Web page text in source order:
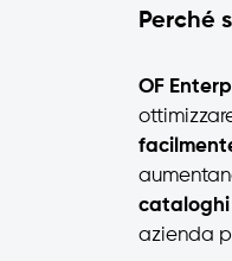
Perché
OF
cataloghi
azienda